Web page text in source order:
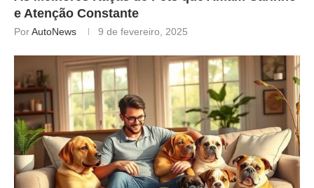
e Atenção Constante
PorAutoNews 9 de fevereiro, 2025